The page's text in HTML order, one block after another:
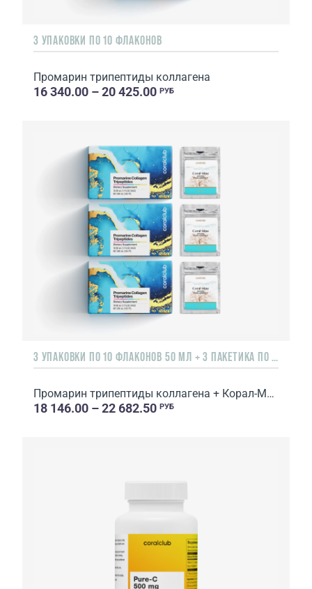
3 УПАКОВКИ ПО 10 ФЛАКОНОВ
Промарин трипептиды коллагена
16 340.00 – 20 425.00 РУБ
3 УПАКОВКИ ПО 10 ФЛАКОНОВ 50 МЛ + 3 ПАКЕТИКА ПО 10 САШЕ
Промарин трипептиды коллагена + Корал-Майн
18 146.00 – 22 682.50 РУБ